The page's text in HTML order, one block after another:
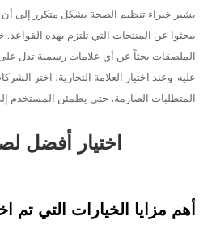
يشير خبراء تنظيم الصحة بشكل متكرر إلى
يبحثوا عن المنتجات التي تلتزم بهذه
الملصقات بحثاً عن أي علامات رسمية تدل
عليه. وعند اختيار العلامة التجارية، اختر
المتطلبات الصارمة، حتى يطمئن المستخدم
اختيار أفضل
أهم مزايا الخيارات التي تم